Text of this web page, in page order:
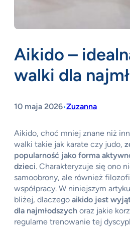
Aikido –
walki dla
10 maja 2026•Zuzanna
Aikido, choć mniej znane niż
walki takie jak karate czy judo,
popularność jako forma
dzieci. Charakteryzuje się ono
samoobrony, ale również
współpracy. W niniejszym
bliżej, dlaczego aikido jest
dla najmłodszych oraz jakie
regularne trenowanie tej